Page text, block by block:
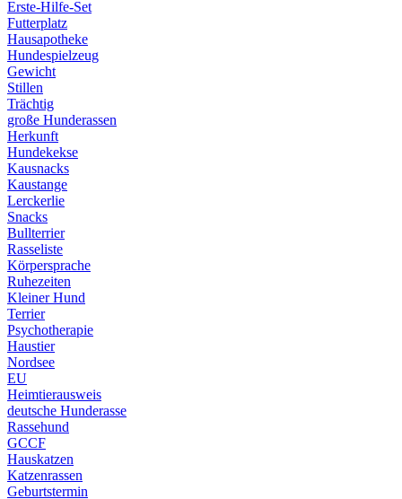
Erste-Hilfe-Set
Futterplatz
Hausapotheke
Hundespielzeug
Gewicht
Stillen
Trächtig
große Hunderassen
Herkunft
Hundekekse
Kausnacks
Kaustange
Lerckerlie
Snacks
Bullterrier
Rasseliste
Körpersprache
Ruhezeiten
Kleiner Hund
Terrier
Psychotherapie
Haustier
Nordsee
EU
Heimtierausweis
deutsche Hunderasse
Rassehund
GCCF
Hauskatzen
Katzenrassen
Geburtstermin